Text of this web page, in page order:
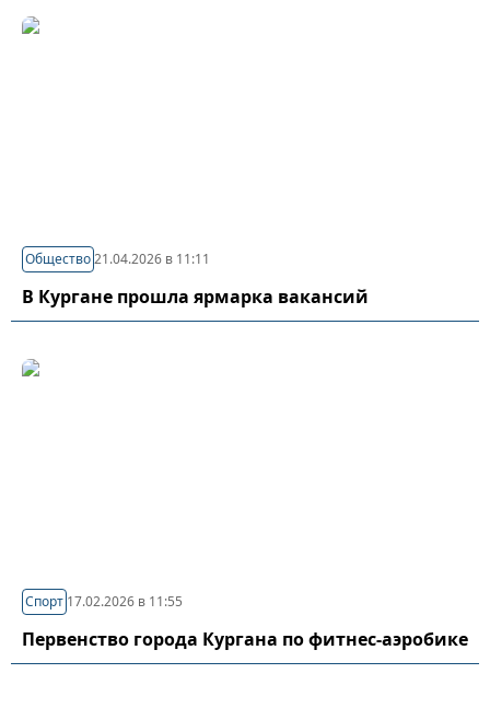
Общество21.04.2026 в 11:11
В Кургане прошла ярмарка вакансий
Спорт 17.02.2026 в 11:55
Первенство города Кургана по фитнес-аэробике